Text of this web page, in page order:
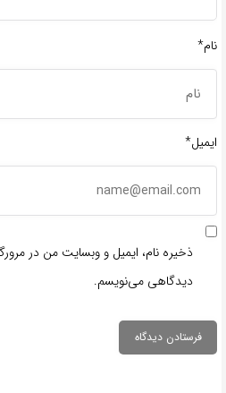
نام*
ایمیل*
ذخیره نام، ایمیل و وبسایت من در
دیدگاهی می‌نویسم.